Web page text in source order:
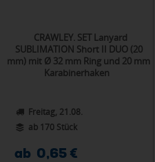
CRAWLEY. SET Lanyard
SUBLIMATION Short II DUO (20
mm) mit Ø 32 mm Ring und 20 mm
Karabinerhaken
Freitag, 21.08.
ab 170 Stück
ab 0,65 €